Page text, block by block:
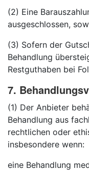
(2) Eine
ausgeschlossen,
(3) Sofern der
Behandlung
Restguthaben bei
7.
(1) Der Anbieter
Behandlung aus
rechtlichen oder
insbesondere wenn:
eine Behandlung